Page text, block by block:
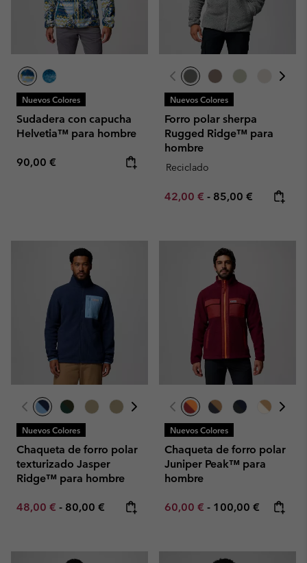
Nuevos Colores
Sudadera con capucha
Helvetia™ para hombre
Regular price:
90,00 €
Nuevos Colores
Forro polar sherpa
Rugged Ridge™ para
hombre
Reciclado
Minimum sale price:
42,00 € - Maximum price:
85,00 €
Nuevos Colores
Chaqueta de forro polar
texturizado Jasper
Ridge™ para hombre
Minimum sale price:
48,00 € - Maximum price:
80,00 €
Nuevos Colores
Chaqueta de forro polar
Juniper Peak™ para
hombre
Minimum sale price:
60,00 € - Maximum price:
100,00 €